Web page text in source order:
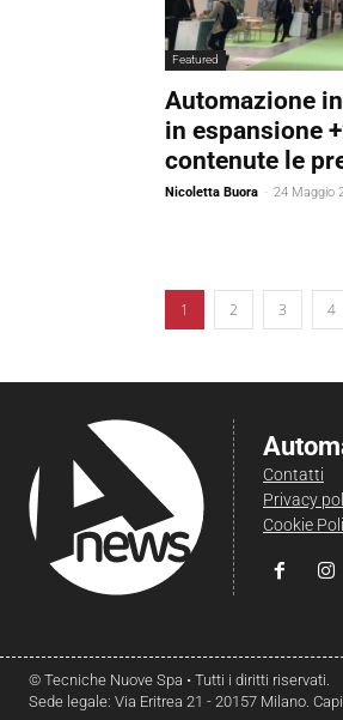
Featured
Automazione
in espansione
contenute le
Nicoletta Buora - 24 Maggio
1 2 3 4
Contatti
Privacy
Cookie
© Tecniche Nuove Spa • Tutti i diritti riservati.
Sede legale: Via Eritrea 21 - 20157 Milano.